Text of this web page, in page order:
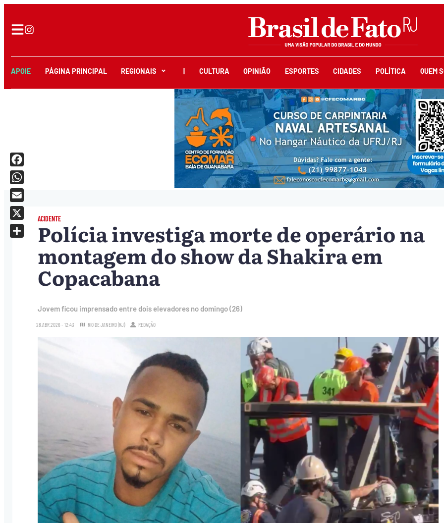
APOIE PÁGINA PRINCIPAL REGIONAIS CULTURA OPINIÃO ESPORTES CIDADES POLÍTICA QUEM
ACIDENTE
Polícia investiga morte de operário na
montagem do show da Shakira em
Copacabana
Jovem ficou imprensado entre dois elevadores no domingo (26)
28.ABR.2026 - 12:43 RIO DE JANEIRO (RJ) REDAÇÃO
Facebook
WhatsApp
Email
X